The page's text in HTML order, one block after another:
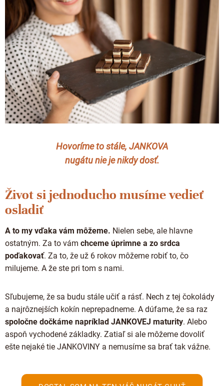
Hovoríme to stále, JANKOVA
nugátu nie je nikdy dosť.
Život si jednoducho musíme vedieť
osladiť
A to my vďaka vám môžeme. Nielen sebe, ale hlavne
ostatným. Za to vám chceme úprimne a zo srdca
poďakovať. Za to, že už 6 rokov môžeme robiť to, čo
milujeme. A že ste pri tom s nami.
Sľubujeme, že sa budu stále učiť a rásť. Nech z tej čokolády
a najrôznejších kokín neprepadneme. A dúfame, že sa raz
spoločne dočkáme napríklad JANKOVEJ maturity. Alebo
aspoň vychodené základky. Zatiaľ si ale môžeme dovoliť
ešte nejaké tie JANKOVINY a nemusíme sa brať tak vážne.